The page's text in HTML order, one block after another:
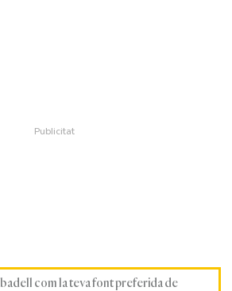
com la teva font preferida de